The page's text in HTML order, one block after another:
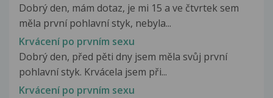
Dobrý den, mám dotaz, je mi 15 a ve čtvrtek sem
měla první pohlavní styk, nebyla...
Krvácení po prvním sexu
Dobrý den, před pěti dny jsem měla svůj první
pohlavní styk. Krvácela jsem při...
Krvácení po prvním sexu